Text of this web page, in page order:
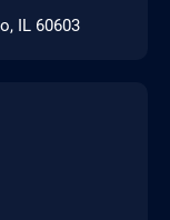
IL 60603